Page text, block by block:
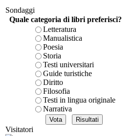
Sondaggi
Quale categoria di libri preferisci?
Letteratura
Manualistica
Poesia
Storia
Testi universitari
Guide turistiche
Diritto
Filosofia
Testi in lingua originale
Narrativa
Visitatori